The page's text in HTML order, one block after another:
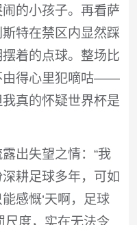
的小孩子。再看萨
特在禁区内显然踩
着的点球。整场比
由得心里犯嘀咕——
真的怀疑世界杯是
出失望之情：“我
耕足球多年，可如
感慨‘天啊，足球
尺度，实在无法令